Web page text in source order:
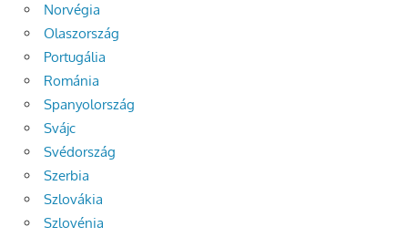
Norvégia
Olaszország
Portugália
Románia
Spanyolország
Svájc
Svédország
Szerbia
Szlovákia
Szlovénia